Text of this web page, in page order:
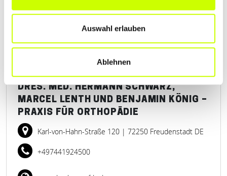
Auswahl erlauben
Ablehnen
www.orthoman.de
DRES. MED. HERMANN SCHWARZ,
MARCEL LENTH UND BENJAMIN KÖNIG –
PRAXIS FÜR ORTHOPÄDIE
Karl-von-Hahn-Straße 120 | 72250 Freudenstadt DE
+497441924500